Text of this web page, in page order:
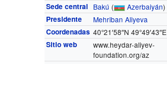
Sede central Bakú ( Azerbaiyán)
Presidente Mehriban Aliyeva
Coordenadas 40°21′58″N 49°49′43″E
Sitio web
www.heydar-aliyev-
foundation.org/az